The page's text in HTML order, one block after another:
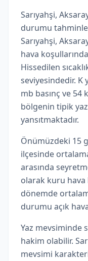
Sarıyahşi,
durumu
Sarıyahşi,
hava
Hissedilen
seviyesindedir. K
mb basınç ve
bölgenin tipik
yansıtmaktadır.
Önümüzdeki 15
ilçesinde
arasında
olarak kuru hava
dönemde
durumu açık
Yaz mevsiminde
hakim olabilir.
mevsimi